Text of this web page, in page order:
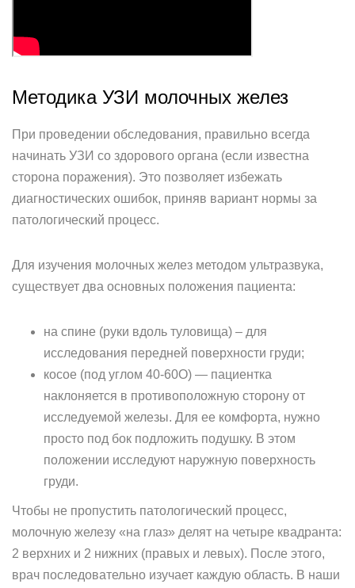
Методика УЗИ молочных желез
При проведении обследования, правильно всегда
начинать УЗИ со здорового органа (если известна
сторона поражения). Это позволяет избежать
диагностических ошибок, приняв вариант нормы за
патологический процесс.
Для изучения молочных желез методом ультразвука,
существует два основных положения пациента:
на спине (руки вдоль туловища) – для
исследования передней поверхности груди;
косое (под углом 40-60О) — пациентка
наклоняется в противоположную сторону от
исследуемой железы. Для ее комфорта, нужно
просто под бок подложить подушку. В этом
положении исследуют наружную поверхность
груди.
Чтобы не пропустить патологический процесс,
молочную железу «на глаз» делят на четыре квадранта:
2 верхних и 2 нижних (правых и левых). После этого,
врач последовательно изучает каждую область. В наши